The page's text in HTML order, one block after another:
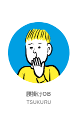
腰掛けOB
TSUKURU